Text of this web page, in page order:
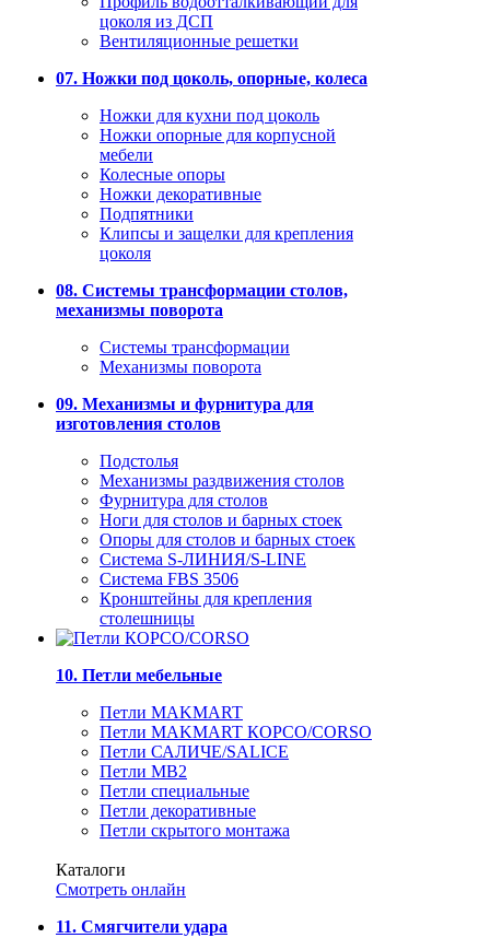
цоколя из ДСП
Вентиляционные решетки
07. Ножки под цоколь, опорные, колеса
Ножки для кухни под цоколь
Ножки опорные для корпусной
мебели
Колесные опоры
Ножки декоративные
Подпятники
Клипсы и защелки для крепления
цоколя
08. Системы трансформации столов,
механизмы поворота
Системы трансформации
Механизмы поворота
09. Механизмы и фурнитура для
изготовления столов
Подстолья
Механизмы раздвижения столов
Фурнитура для столов
Ноги для столов и барных стоек
Опоры для столов и барных стоек
Система S-ЛИНИЯ/S-LINE
Система FBS 3506
Кронштейны для крепления
столешницы
10. Петли мебельные
Петли MAKMART
Петли MAKMART КОРСО/CORSO
Петли САЛИЧЕ/SALICE
Петли MB2
Петли специальные
Петли декоративные
Петли скрытого монтажа
Каталоги
Смотреть онлайн
11. Смягчители удара